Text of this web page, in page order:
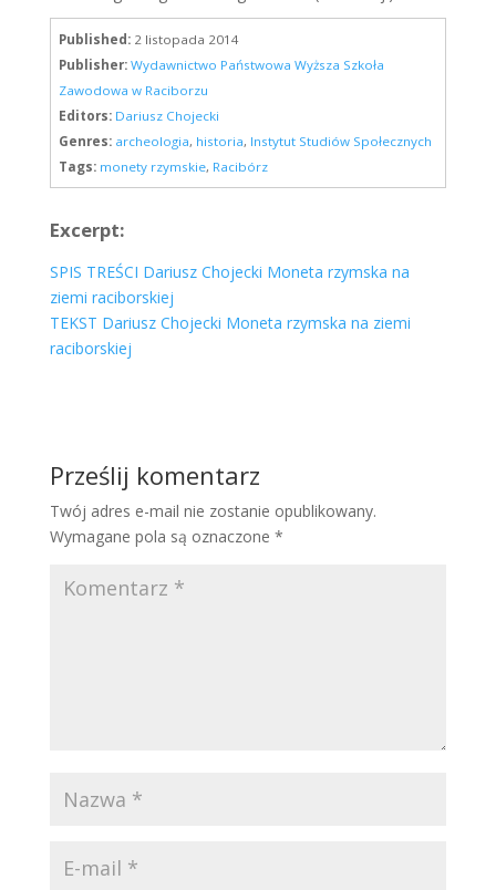
Published: 2 listopada 2014
Publisher: Wydawnictwo Państwowa Wyższa Szkoła
Zawodowa w Raciborzu
Editors: Dariusz Chojecki
Genres: archeologia, historia, Instytut Studiów Społecznych
Tags: monety rzymskie, Racibórz
Excerpt:
SPIS TREŚCI Dariusz Chojecki Moneta rzymska na
ziemi raciborskiej
TEKST Dariusz Chojecki Moneta rzymska na ziemi
raciborskiej
Prześlij komentarz
Twój adres e-mail nie zostanie opublikowany.
Wymagane pola są oznaczone *